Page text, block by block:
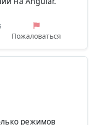
Пожаловаться
режимов